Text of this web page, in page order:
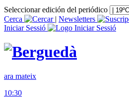
Seleccionar edición del periódico
Cerca
| Newsletters
Iniciar Sessió
ara mateix
10:30